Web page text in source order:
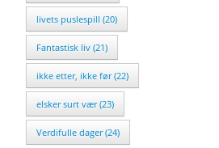
livets puslespill (20)
Fantastisk liv (21)
ikke etter, ikke før (22)
elsker surt vær (23)
Verdifulle dager (24)